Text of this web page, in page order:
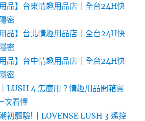
用品】台東情趣用品店｜全台24H快
密
用品】台北情趣用品店｜全台24H快
密
用品】台中情趣用品店｜全台24H快
密
LUSH 4 怎麼用？情趣用品開箱實
次看懂
初體驗!┃LOVENSE LUSH 3 遙控